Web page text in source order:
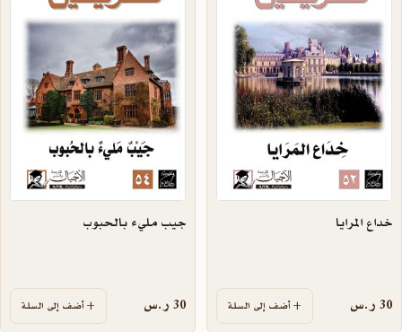
خداع المرايا
30 ر.س أضف إلى السلة
جيب مليء بالحبوب
30 ر.س أضف إلى السلة